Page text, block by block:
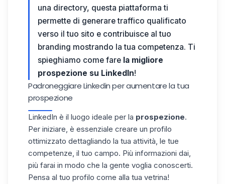
una directory, questa piattaforma ti
permette di generare traffico qualificato
verso il tuo sito e contribuisce al tuo
branding mostrando la tua competenza. Ti
spieghiamo come fare la migliore
prospezione su LinkedIn!
Padroneggiare Linkedin per aumentare la tua
prospezione
LinkedIn è il luogo ideale per la prospezione.
Per iniziare, è essenziale creare un profilo
ottimizzato dettagliando la tua attività, le tue
competenze, il tuo campo. Più informazioni dai,
più farai in modo che la gente voglia conoscerti.
Pensa al tuo profilo come alla tua vetrina!